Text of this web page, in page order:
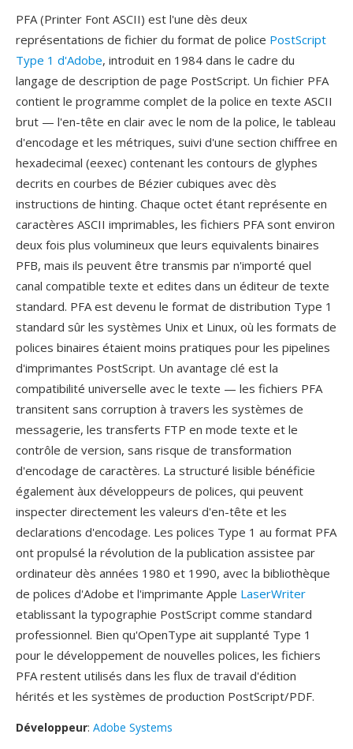
PFA (Printer Font ASCII) est l'une dès deux
représentations de fichier du format de police PostScript
Type 1 d'Adobe, introduit en 1984 dans le cadre du
langage de description de page PostScript. Un fichier PFA
contient le programme complet de la police en texte ASCII
brut — l'en-tête en clair avec le nom de la police, le tableau
d'encodage et les métriques, suivi d'une section chiffree en
hexadecimal (eexec) contenant les contours de glyphes
decrits en courbes de Bézier cubiques avec dès
instructions de hinting. Chaque octet étant représente en
caractères ASCII imprimables, les fichiers PFA sont environ
deux fois plus volumineux que leurs equivalents binaires
PFB, mais ils peuvent être transmis par n'importé quel
canal compatible texte et edites dans un éditeur de texte
standard. PFA est devenu le format de distribution Type 1
standard sûr les systèmes Unix et Linux, où les formats de
polices binaires étaient moins pratiques pour les pipelines
d'imprimantes PostScript. Un avantage clé est la
compatibilité universelle avec le texte — les fichiers PFA
transitent sans corruption à travers les systèmes de
messagerie, les transferts FTP en mode texte et le
contrôle de version, sans risque de transformation
d'encodage de caractères. La structuré lisible bénéficie
également àux développeurs de polices, qui peuvent
inspecter directement les valeurs d'en-tête et les
declarations d'encodage. Les polices Type 1 au format PFA
ont propulsé la révolution de la publication assistee par
ordinateur dès années 1980 et 1990, avec la bibliothèque
de polices d'Adobe et l'imprimante Apple LaserWriter
etablissant la typographie PostScript comme standard
professionnel. Bien qu'OpenType ait supplanté Type 1
pour le développement de nouvelles polices, les fichiers
PFA restent utilisés dans les flux de travail d'édition
hérités et les systèmes de production PostScript/PDF.
Développeur: Adobe Systems